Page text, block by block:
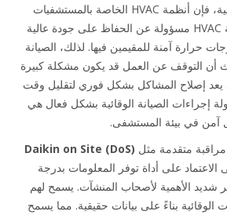
عندما يتعلق الأمر بالوثوقية، فإن أنظمة HVAC الخاصة بالمستشفيات
تتطلب الكثير منها. أنظمة HVAC مسؤولة عن الحفاظ على جودة عالية
حرارة آمنة للمقيمين فيها. لذلك، الصيانة
أن التوقف عن العمل قد يكون مشكلة كبيرة
يعد إصلاح المشاكل بشكل فوري لتقليل وقت
إجراءات الصيانة الوقائية بشكل فعال هي
آمن في بيئة المستشفى.
مراقبة متقدمة مثل Daikin on Site (DoS)
على أداة توفر المعلومات بدرجة
شديد الأهمية لأصحاب المنشآت. يسمح لهم
بناءً على بيانات حقيقية. مما يسمح